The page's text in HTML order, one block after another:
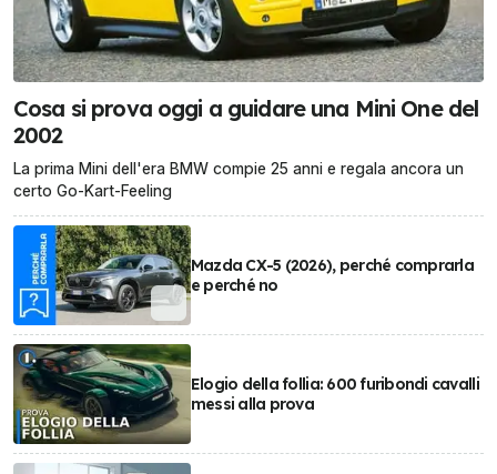
Cosa si prova oggi a guidare una Mini One del
2002
La prima Mini dell'era BMW compie 25 anni e regala ancora un
certo Go-Kart-Feeling
Mazda CX-5 (2026), perché comprarla
e perché no
Elogio della follia: 600 furibondi cavalli
messi alla prova